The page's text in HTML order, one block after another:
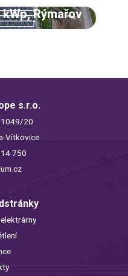
Rýmařov
s.r.o.
1049/20
Vítkovice
750